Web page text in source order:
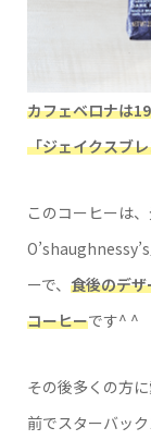
カフェベロナは
「ジェイクスブ
このコーヒーは
ーで、 食後のデ
コーヒーです^ ^
その後多くの方に
前でスターバッ